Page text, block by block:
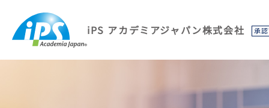
iPS アカデミアジャパン株式会社 承認